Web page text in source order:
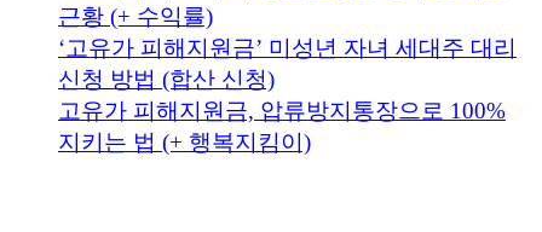
근황 (+ 수익률)
‘고유가 피해지원금’ 미성년 자녀 세대주 대리
신청 방법 (합산 신청)
고유가 피해지원금, 압류방지통장으로 100%
지키는 법 (+ 행복지킴이)